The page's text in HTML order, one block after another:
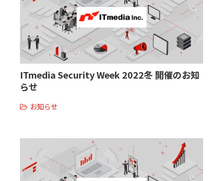
ITmedia Security Week 2022冬 開催のお知
らせ
お知らせ